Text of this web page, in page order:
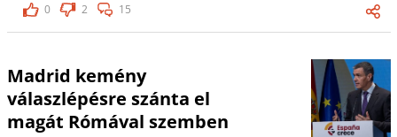
0
2 15
Madrid kemény
válaszlépésre szánta el
magát Rómával szemben